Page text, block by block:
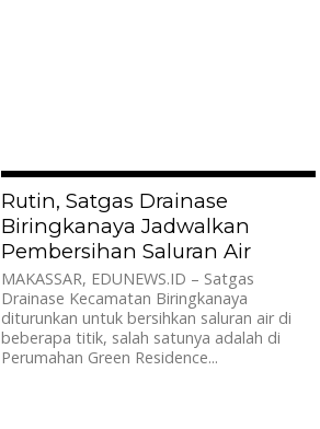
Rutin, Satgas Drainase
Biringkanaya Jadwalkan
Pembersihan Saluran Air
MAKASSAR, EDUNEWS.ID – Satgas
Drainase Kecamatan Biringkanaya
diturunkan untuk bersihkan saluran air di
beberapa titik, salah satunya adalah di
Perumahan Green Residence...